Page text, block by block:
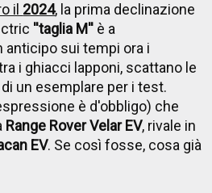
il 2024, la prima declinazione
''taglia M'' è a
anticipo sui tempi ora i
i ghiacci lapponi, scattano le
di un esemplare per i test.
è d'obbligo) che
Range Rover Velar EV, rivale in
EV. Se così fosse, cosa già